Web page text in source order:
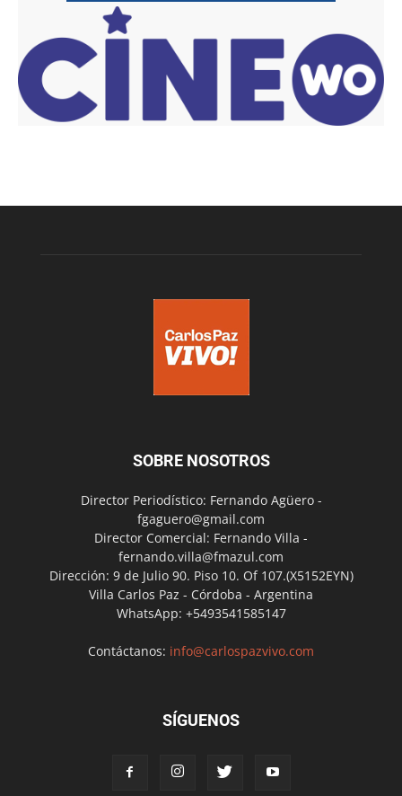
SOBRE NOSOTROS
Director Periodístico: Fernando Agüero -
fgaguero@gmail.com
Director Comercial: Fernando Villa -
fernando.villa@fmazul.com
Dirección: 9 de Julio 90. Piso 10. Of 107.(X5152EYN)
Villa Carlos Paz - Córdoba - Argentina
WhatsApp: +5493541585147
Contáctanos: info@carlospazvivo.com
SÍGUENOS